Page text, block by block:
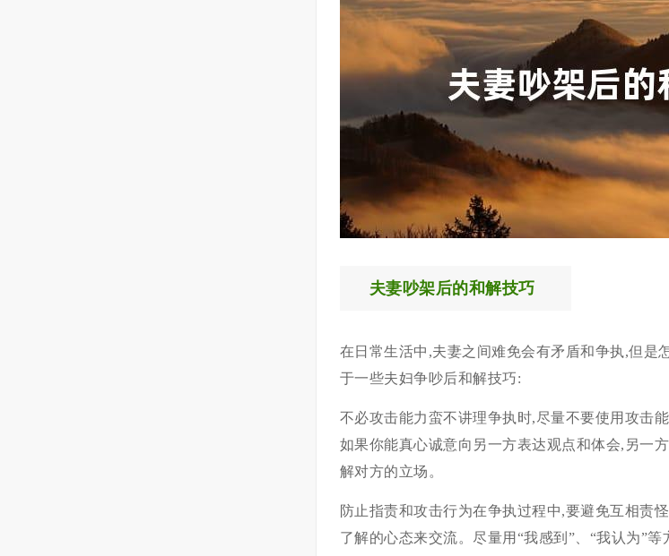
夫妻吵架后的和解技巧
在日常生活中,夫妻之间难免会有矛盾和争执,但是
于一些夫妇争吵后和解技巧:
不必攻击能力蛮不讲理争执时,尽量不要使用攻击
如果你能真心诚意向另一方表达观点和体会,另一
解对方的立场。
防止指责和攻击行为在争执过程中,要避免互相责
了解的心态来交流。尽量用“我感到”、“我认为”